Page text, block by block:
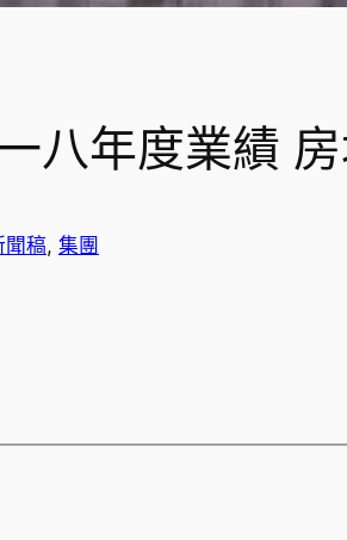
八年度業績
聞稿, 集團